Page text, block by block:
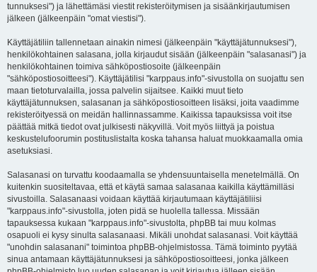
tunnuksesi") ja lähettämäsi viestit rekisteröitymisen ja sisäänkirjautumisen
jälkeen (jälkeenpäin "omat viestisi").
Käyttäjätiliin tallennetaan ainakin nimesi (jälkeenpäin "käyttäjätunnuksesi"),
henkilökohtainen salasana, jolla kirjaudut sisään (jälkeenpäin "salasanasi") ja
henkilökohtainen toimiva sähköpostiosoite (jälkeenpäin
"sähköpostiosoitteesi"). Käyttäjätilisi "karppaus.info"-sivustolla on suojattu sen
maan tietoturvalailla, jossa palvelin sijaitsee. Kaikki muut tieto
käyttäjätunnuksen, salasanan ja sähköpostiosoitteen lisäksi, joita vaadimme
rekisteröityessä on meidän hallinnassamme. Kaikissa tapauksissa voit itse
päättää mitkä tiedot ovat julkisesti näkyvillä. Voit myös liittyä ja poistua
keskustelufoorumin postituslistalta koska tahansa haluat muokkaamalla omia
asetuksiasi.
Salasanasi on turvattu koodaamalla se yhdensuuntaisella menetelmällä. On
kuitenkin suositeltavaa, että et käytä samaa salasanaa kaikilla käyttämilläsi
sivustoilla. Salasanaasi voidaan käyttää kirjautumaan käyttäjätiliisi
"karppaus.info"-sivustolla, joten pidä se huolella tallessa. Missään
tapauksessa kukaan "karppaus.info"-sivustolta, phpBB tai muu kolmas
osapuoli ei kysy sinulta salasanaasi. Mikäli unohdat salasanasi. Voit käyttää
"unohdin salasanani" toimintoa phpBB-ohjelmistossa. Tämä toiminto pyytää
sinua antamaan käyttäjätunnuksesi ja sähköpostiosoitteesi, jonka jälkeen